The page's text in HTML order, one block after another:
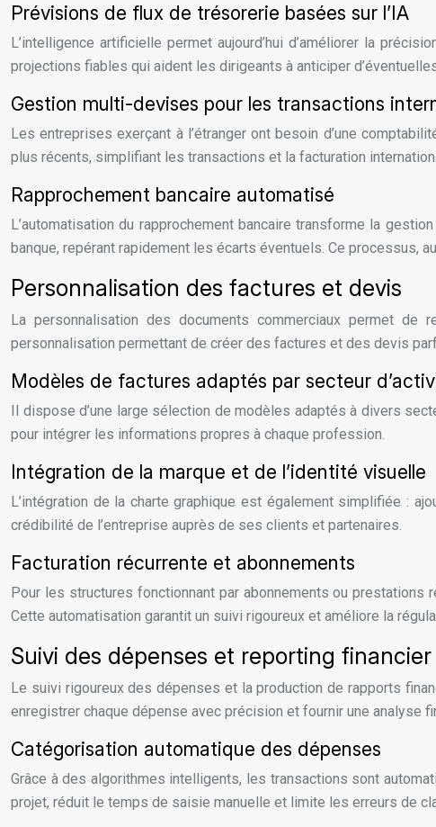
Prévisions de flux de trésorerie basées sur l’IA
L’intelligence artificielle permet aujourd’hui d’améliorer la
projections fiables qui aident les dirigeants à anticiper
Gestion multi-devises pour les transactions
Les entreprises exerçant à l’étranger ont besoin d’une
plus récents, simplifiant les transactions et la facturation
Rapprochement bancaire automatisé
L’automatisation du rapprochement bancaire transforme la
banque, repérant rapidement les écarts éventuels. Ce processus,
Personnalisation des factures et devis
La personnalisation des documents commerciaux permet de
personnalisation permettant de créer des factures et des devis
Modèles de factures adaptés par secteur
Il dispose d’une large sélection de modèles adaptés à divers
pour intégrer les informations propres à chaque profession.
Intégration de la marque et de l’identité visuelle
L’intégration de la charte graphique est également simplifiée :
crédibilité de l’entreprise auprès de ses clients et partenaires.
Facturation récurrente et abonnements
Pour les structures fonctionnant par abonnements ou prestations
Cette automatisation garantit un suivi rigoureux et améliore la
Suivi des dépenses et reporting financier
Le suivi rigoureux des dépenses et la production de rapports
enregistrer chaque dépense avec précision et fournir une analyse
Catégorisation automatique des dépenses
Grâce à des algorithmes intelligents, les transactions sont
projet, réduit le temps de saisie manuelle et limite les erreurs de